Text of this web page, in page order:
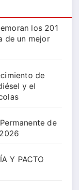
los 201
de un mejor
de
y el
de
Y PACTO